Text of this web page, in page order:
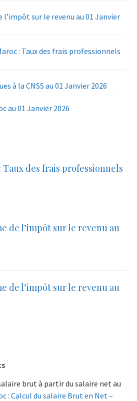
l’impôt sur le revenu au 01 Janvier
: Taux des frais professionnels
à la CNSS au 01 Janvier 2026
au 01 Janvier 2026
Taux des frais professionnels
de l’impôt sur le revenu au
de l’impôt sur le revenu au
brut à partir du salaire net au
: Calcul du salaire Brut en Net –